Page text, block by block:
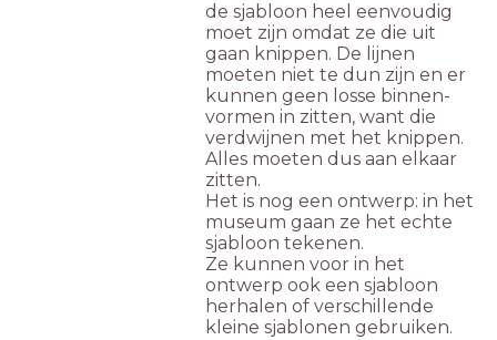
de sjabloon heel eenvoudig
moet zijn omdat ze die uit
gaan knippen. De lijnen
moeten niet te dun zijn en er
kunnen geen losse binnen-
vormen in zitten, want die
verdwijnen met het knippen.
Alles moeten dus aan elkaar
zitten.
Het is nog een ontwerp: in het
museum gaan ze het echte
sjabloon tekenen.
Ze kunnen voor in het
ontwerp ook een sjabloon
herhalen of verschillende
kleine sjablonen gebruiken.